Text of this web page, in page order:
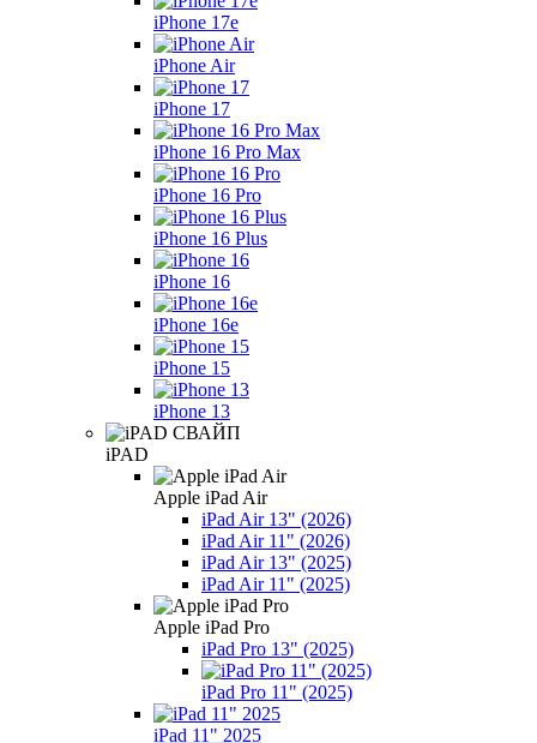
iPhone 17e
iPhone Air
iPhone 17
iPhone 16 Pro Max
iPhone 16 Pro
iPhone 16 Plus
iPhone 16
iPhone 16e
iPhone 15
iPhone 13
iPAD
Apple iPad Air
iPad Air 13" (2026)
iPad Air 11" (2026)
iPad Air 13" (2025)
iPad Air 11" (2025)
Apple iPad Pro
iPad Pro 13" (2025)
iPad Pro 11" (2025)
iPad 11" 2025